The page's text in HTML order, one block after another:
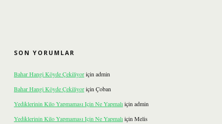
SON YORUMLAR
Bahar Hangi Köyde Çekiliyoriçin admin
Bahar Hangi Köyde Çekiliyoriçin Çoban
Yediklerinin Kilo Yapmaması Için Ne Yapmalıiçin admin
Yediklerinin Kilo Yapmaması Için Ne Yapmalıiçin Melis